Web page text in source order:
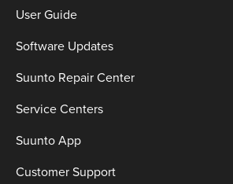
User Guide
Software Updates
Suunto Repair Center
Service Centers
Suunto App
Customer Support